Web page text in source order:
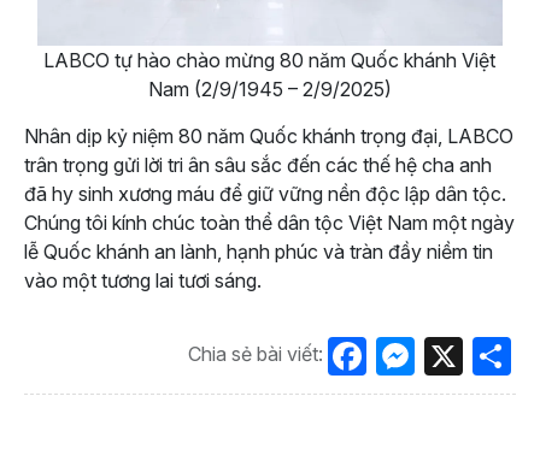
LABCO tự hào chào mừng 80 năm Quốc khánh Việt
Nam (2/9/1945 – 2/9/2025)
Nhân dịp kỷ niệm 80 năm Quốc khánh trọng đại, LABCO
trân trọng gửi lời tri ân sâu sắc đến các thế hệ cha anh
đã hy sinh xương máu để giữ vững nền độc lập dân tộc.
Chúng tôi kính chúc toàn thể dân tộc Việt Nam một ngày
lễ Quốc khánh an lành, hạnh phúc và tràn đầy niềm tin
vào một tương lai tươi sáng.
Chia sẻ bài viết: Facebook
X